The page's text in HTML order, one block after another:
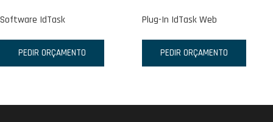
Software IdTask
PEDIR ORÇAMENTO
Plug-In IdTask Web
PEDIR ORÇAMENTO